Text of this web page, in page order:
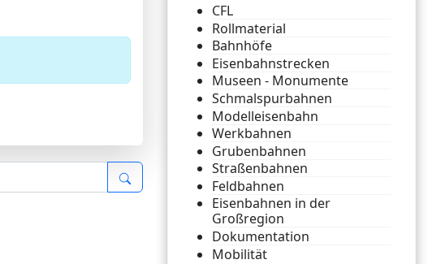
CFL
Rollmaterial
Bahnhöfe
Eisenbahnstrecken
Museen - Monumente
Schmalspurbahnen
Modelleisenbahn
Werkbahnen
Grubenbahnen
Straßenbahnen
Feldbahnen
Eisenbahnen in der
Großregion
Dokumentation
Mobilität